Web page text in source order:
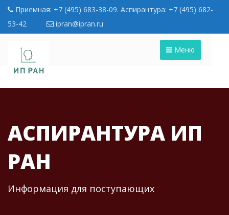
Приемная: +7 (495) 683-38-09. Аспирантура: +7 (495) 682-
53-42
ipran@ipran.ru
Меню
АСПИРАНТУРА ИП
РАН
Информация для поступающих